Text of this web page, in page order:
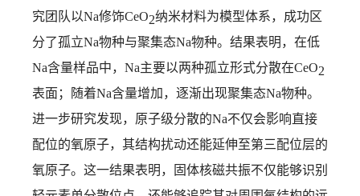
究团队以Na修饰CeO2纳米材料为模型体系，成功区
分了孤立Na物种与聚集态Na物种。结果表明，在低
Na含量样品中， Na主要以两种孤立形式分散在CeO2
表面；随着Na含量增加，逐渐出现聚集态Na物种。
进一步研究发现，原子级分散的Na不仅会影响直接
配位的氧原子，其结构扰动还能延伸至第三配位层的
氧原子。这一结果表明，固体核磁共振不仅能够识别